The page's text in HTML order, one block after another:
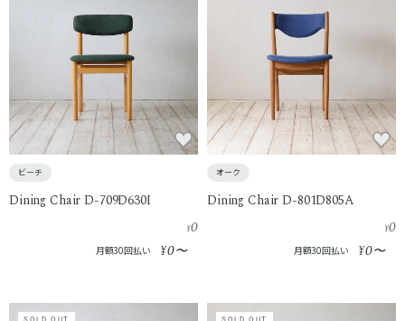
ビーチ
Dining Chair D-709D630I
¥0
月額30回払い ¥0〜
オーク
Dining Chair D-801D805A
¥0
月額30回払い ¥0〜